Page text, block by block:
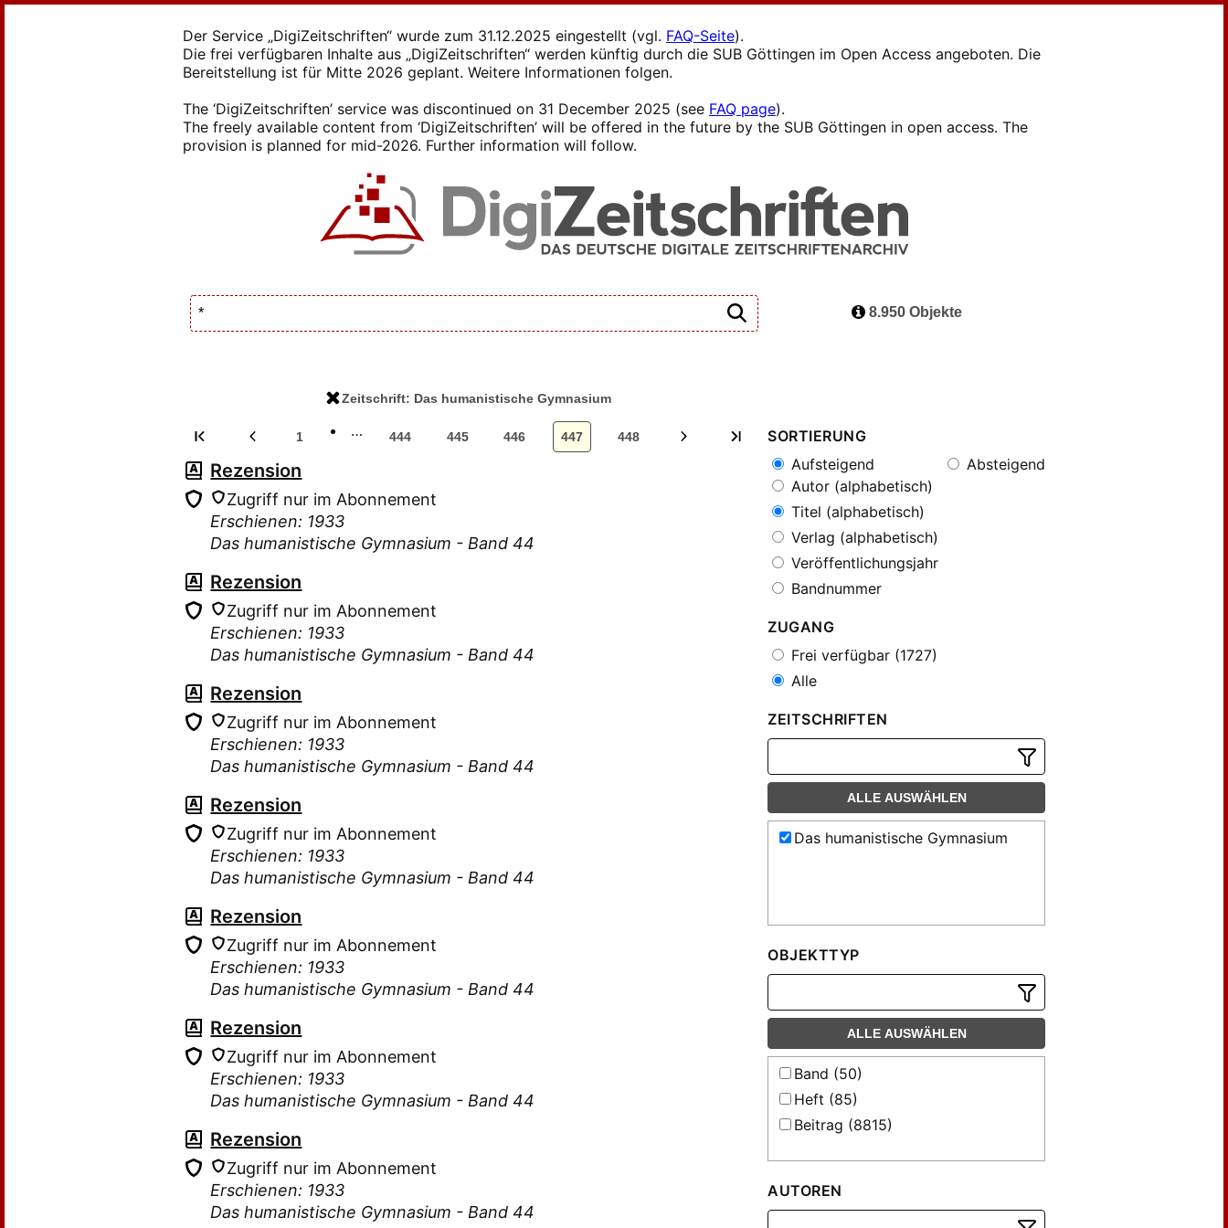
Der Service „DigiZeitschriften“ wurde zum 31.12.2025 eingestellt (vgl. FAQ-Seite).
Die frei verfügbaren Inhalte aus „DigiZeitschriften“ werden künftig durch die SUB Göttingen im Open Access angeboten. Die
Bereitstellung ist für Mitte 2026 geplant. Weitere Informationen folgen.
The ‘DigiZeitschriften’ service was discontinued on 31 December 2025 (see FAQ page).
The freely available content from ‘DigiZeitschriften’ will be offered in the future by the SUB Göttingen in open access. The
provision is planned for mid-2026. Further information will follow.
Zeitschrift: Das humanistische Gymnasium
8.950 Objekte
1 … 444 445 446 447 448
Rezension
Zugriff nur im Abonnement
Erschienen: 1933
Das humanistische Gymnasium - Band 44
Rezension
Zugriff nur im Abonnement
Erschienen: 1933
Das humanistische Gymnasium - Band 44
Rezension
Zugriff nur im Abonnement
Erschienen: 1933
Das humanistische Gymnasium - Band 44
Rezension
Zugriff nur im Abonnement
Erschienen: 1933
Das humanistische Gymnasium - Band 44
Rezension
Zugriff nur im Abonnement
Erschienen: 1933
Das humanistische Gymnasium - Band 44
Rezension
Zugriff nur im Abonnement
Erschienen: 1933
Das humanistische Gymnasium - Band 44
Rezension
Zugriff nur im Abonnement
Erschienen: 1933
Das humanistische Gymnasium - Band 44
SORTIERUNG
Aufsteigend
Absteigend
Autor (alphabetisch)
Titel (alphabetisch)
Verlag (alphabetisch)
Veröffentlichungsjahr
Bandnummer
ZUGANG
Frei verfügbar (1727)
Alle
ZEITSCHRIFTEN
ALLE AUSWÄHLEN
Das humanistische Gymnasium
OBJEKTTYP
ALLE AUSWÄHLEN
Band (50)
Heft (85)
Beitrag (8815)
AUTOREN